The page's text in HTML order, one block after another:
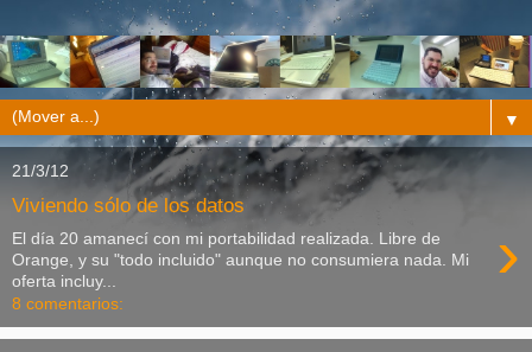
▼
21/3/12
Viviendo sólo de los datos
›
El día 20 amanecí con mi portabilidad realizada. Libre de
Orange, y su "todo incluido" aunque no consumiera nada. Mi
oferta incluy...
8 comentarios: